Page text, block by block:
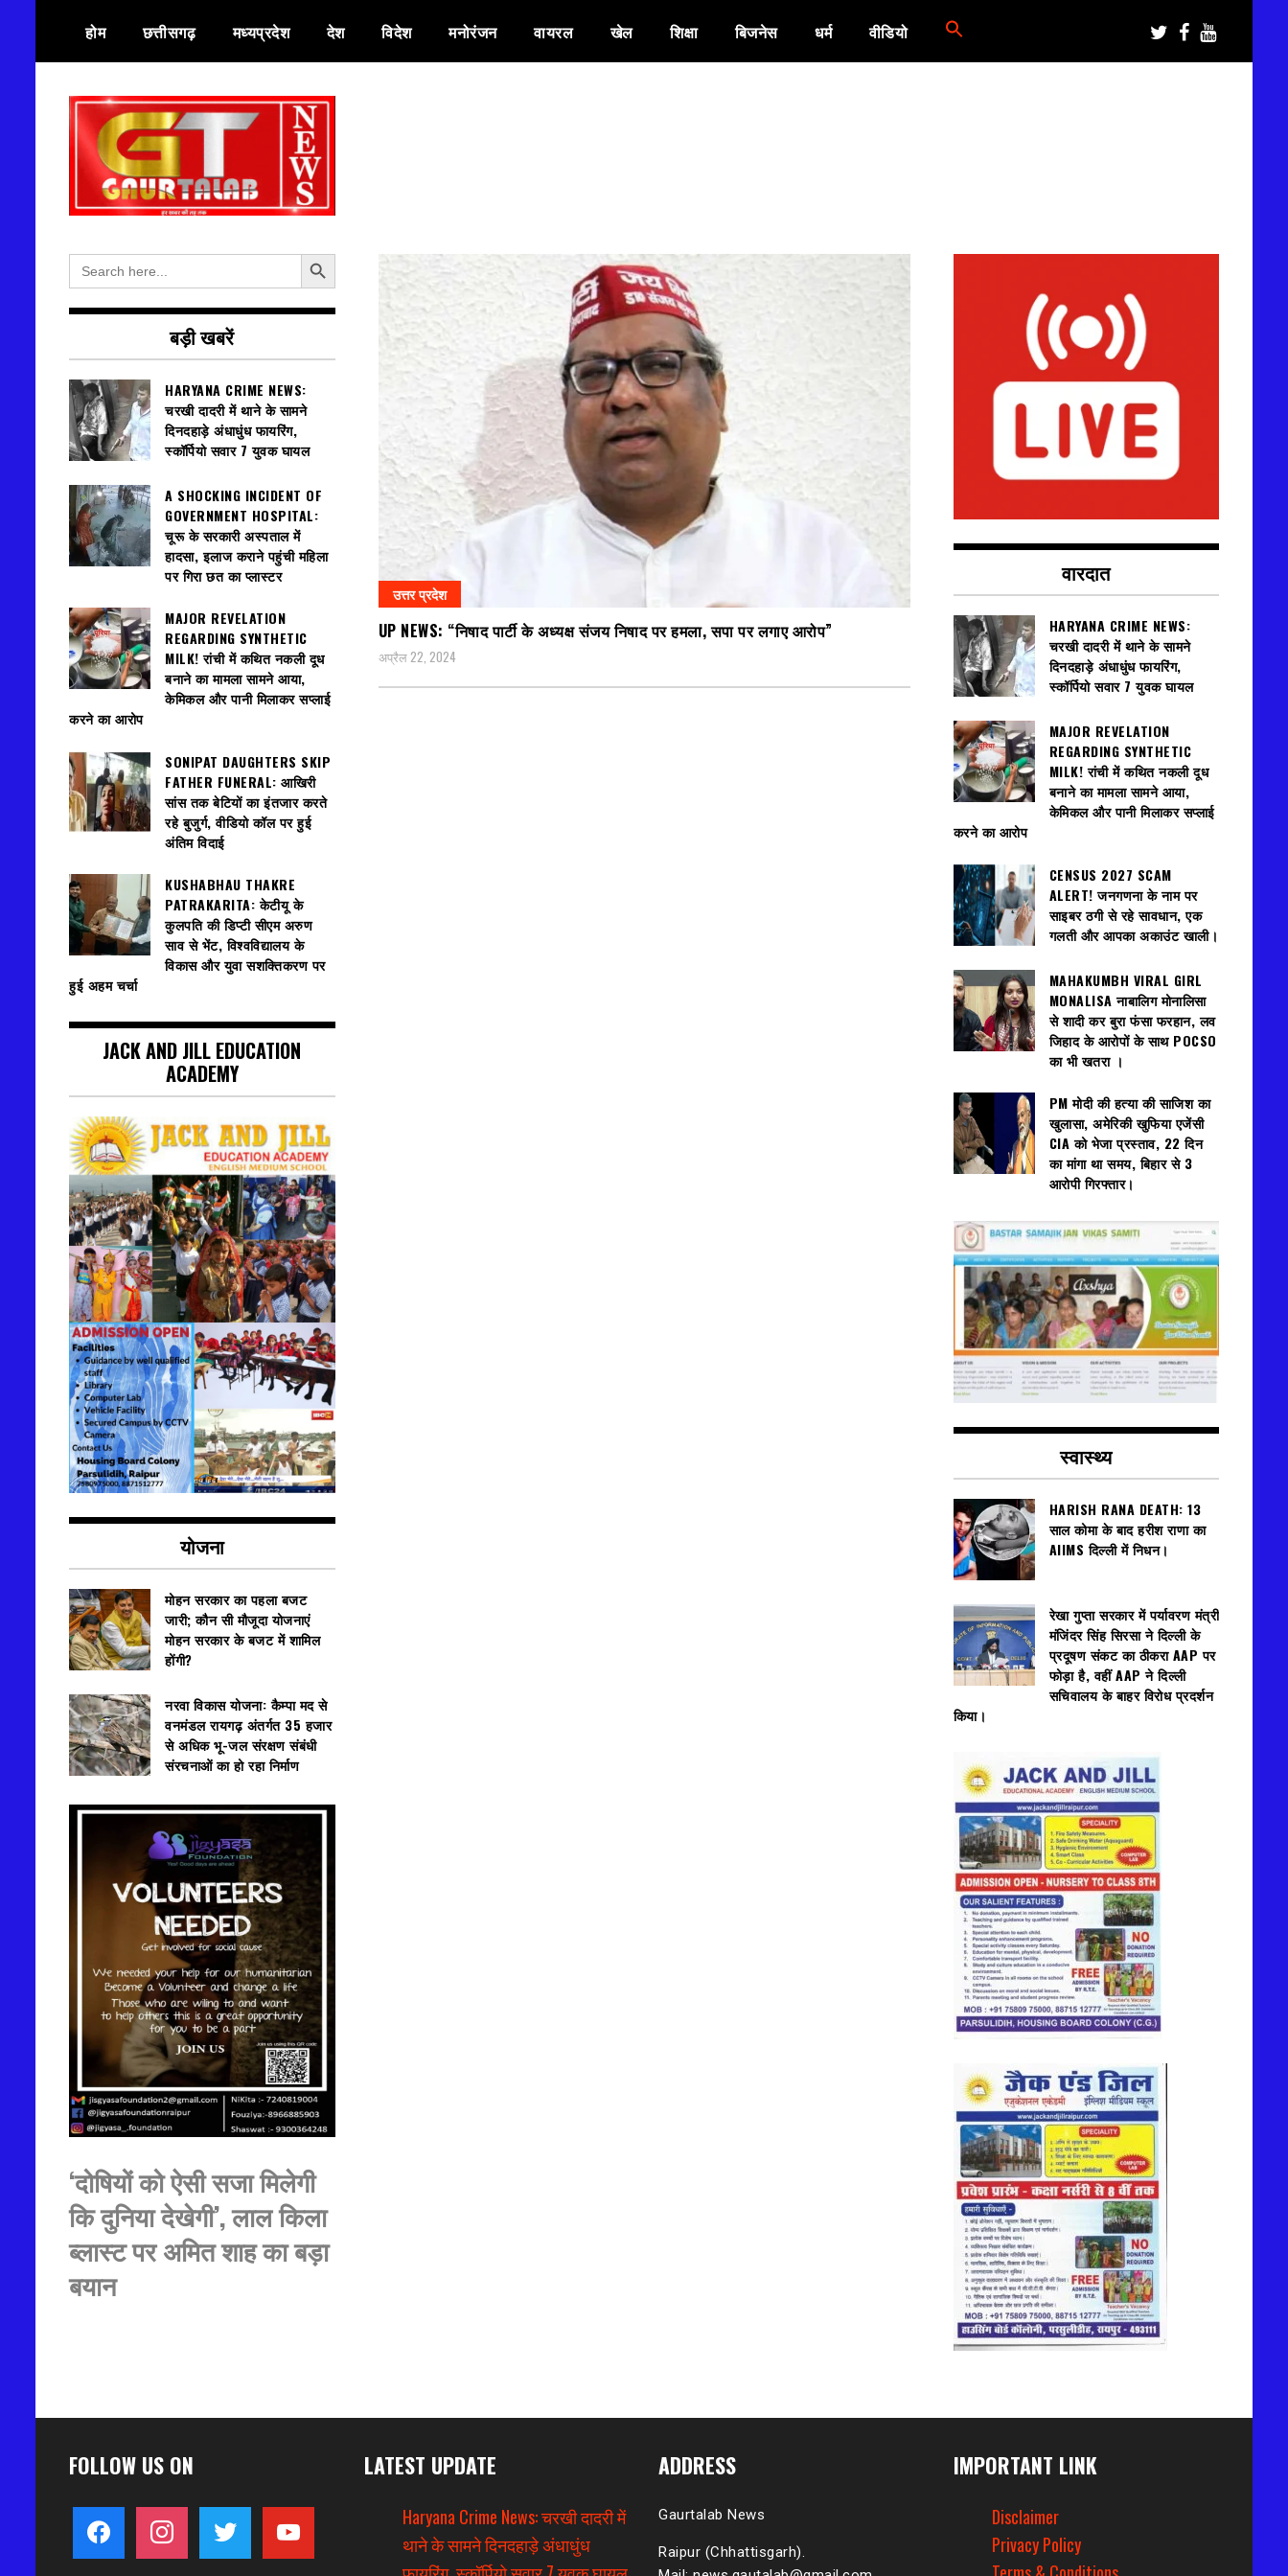
content
होम छत्तीसगढ़ मध्यप्रदेश देश विदेश मनोरंजन वायरल खेल शिक्षा बिजनेस धर्म वीडियो
गौरतलब न्यूज
उत्तर प्रदेश
UP NEWS: “निषाद पार्टी के अध्यक्ष संजय निषाद पर हमला, सपा पर लगाए आरोप”
अप्रैल 22, 2024
Search
for:
Search Button
बड़ी खबरें
HARYANA CRIME NEWS:
चरखी दादरी में थाने के सामने
दिनदहाड़े अंधाधुंध फायरिंग,
स्कॉर्पियो सवार 7 युवक घायल
A SHOCKING INCIDENT OF
GOVERNMENT HOSPITAL:
चूरू के सरकारी अस्पताल में
हादसा, इलाज कराने पहुंची महिला
पर गिरा छत का प्लास्टर
MAJOR REVELATION
REGARDING SYNTHETIC
MILK! रांची में कथित नकली दूध
बनाने का मामला सामने आया,
केमिकल और पानी मिलाकर सप्लाई
करने का आरोप
SONIPAT DAUGHTERS SKIP
FATHER FUNERAL: आखिरी
सांस तक बेटियों का इंतजार करते
रहे बुजुर्ग, वीडियो कॉल पर हुई
अंतिम विदाई
KUSHABHAU THAKRE
PATRAKARITA: केटीयू के
कुलपति की डिप्टी सीएम अरुण
साव से भेंट, विश्वविद्यालय के
विकास और युवा सशक्तिकरण पर
हुई अहम चर्चा
JACK AND JILL EDUCATION
ACADEMY
योजना
मोहन सरकार का पहला बजट
जारी; कौन सी मौजूदा योजनाएं
मोहन सरकार के बजट में शामिल
होंगी?
नरवा विकास योजना: कैम्पा मद से
वनमंडल रायगढ़ अंतर्गत 35 हजार
से अधिक भू-जल संरक्षण संबंधी
संरचनाओं का हो रहा निर्माण
‘दोषियों को ऐसी सजा मिलेगी
कि दुनिया देखेगी’, लाल किला
ब्लास्ट पर अमित शाह का बड़ा
बयान
वारदात
HARYANA CRIME NEWS:
चरखी दादरी में थाने के सामने
दिनदहाड़े अंधाधुंध फायरिंग,
स्कॉर्पियो सवार 7 युवक घायल
MAJOR REVELATION
REGARDING SYNTHETIC
MILK! रांची में कथित नकली दूध
बनाने का मामला सामने आया,
केमिकल और पानी मिलाकर सप्लाई
करने का आरोप
CENSUS 2027 SCAM
ALERT! जनगणना के नाम पर
साइबर ठगी से रहे सावधान, एक
गलती और आपका अकाउंट खाली।
MAHAKUMBH VIRAL GIRL
MONALISA नाबालिग मोनालिसा
से शादी कर बुरा फंसा फरहान, लव
जिहाद के आरोपों के साथ POCSO
का भी खतरा ।
PM मोदी की हत्या की साजिश का
खुलासा, अमेरिकी खुफिया एजेंसी
CIA को भेजा प्रस्ताव, 22 दिन
का मांगा था समय, बिहार से 3
आरोपी गिरफ्तार।
स्वास्थ्य
HARISH RANA DEATH: 13
साल कोमा के बाद हरीश राणा का
AIIMS दिल्ली में निधन।
रेखा गुप्ता सरकार में पर्यावरण मंत्री
मंजिंदर सिंह सिरसा ने दिल्ली के
प्रदूषण संकट का ठीकरा AAP पर
फोड़ा है, वहीं AAP ने दिल्ली
सचिवालय के बाहर विरोध प्रदर्शन
किया।
FOLLOW US ON
facebook instagram twitter youtube
LATEST UPDATE
Haryana Crime News: चरखी दादरी में
थाने के सामने दिनदहाड़े अंधाधुंध
ADDRESS
Gaurtalab News
Raipur (Chhattisgarh).
IMPORTANT LINK
Disclaimer
Privacy Policy